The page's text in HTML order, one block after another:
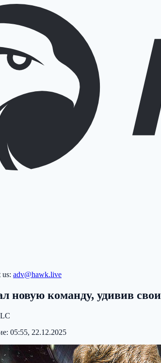
us: adv@hawk.live
новую команду, удивив
05:55, 22.12.2025